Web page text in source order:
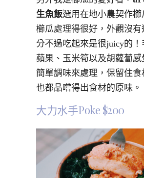
生魚飯選用在地小農契作櫛
櫛瓜處理得很好，外觀沒有
分不過吃起來是很juicy的！
蘋果、玉米筍以及胡蘿蔔感
簡單調味來處理，保留住
也都品嚐得出食材的原味。
大力水手Poke $200